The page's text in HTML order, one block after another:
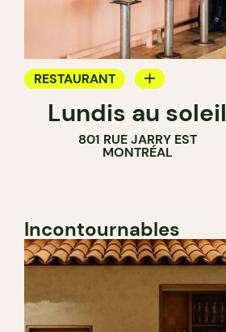
RESTAURANT
BAR À VIN
Lundis au soleil
801 RUE JARRY EST
MONTRÉAL
Incontournables